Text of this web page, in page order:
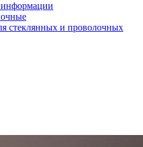
стеклянных и проволочных